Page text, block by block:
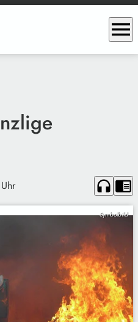
menu
headphones chrome_reader_mode
Symbolbild